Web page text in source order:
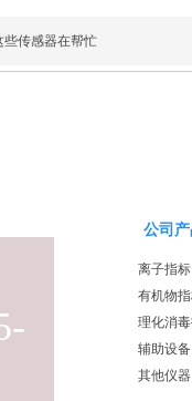
些传感器在帮忙
公司
离子指标
有机物
理化消
辅助设备
其他仪器